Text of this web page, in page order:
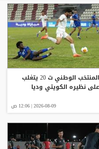
المنتخب الوطني ت 20 يتغلب
على نظيره الكويتي وديا
2026-08-09 | 12:06 ص